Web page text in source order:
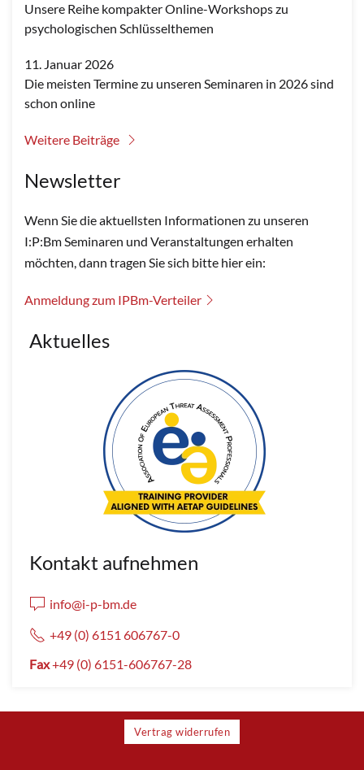
Unsere Reihe kompakter Online-Workshops zu
psychologischen Schlüsselthemen
11. Januar 2026
Die meisten Termine zu unseren Seminaren in 2026 sind
schon online
Weitere Beiträge
Newsletter
Wenn Sie die aktuellsten Informationen zu unseren
I:P:Bm Seminaren und Veranstaltungen erhalten
möchten, dann tragen Sie sich bitte hier ein:
Anmeldung zum IPBm-Verteiler
Aktuelles
Kontakt aufnehmen
info@i-p-bm.de
+49 (0) 6151 606767-0
Fax+49 (0) 6151-606767-28
Vertrag widerrufen